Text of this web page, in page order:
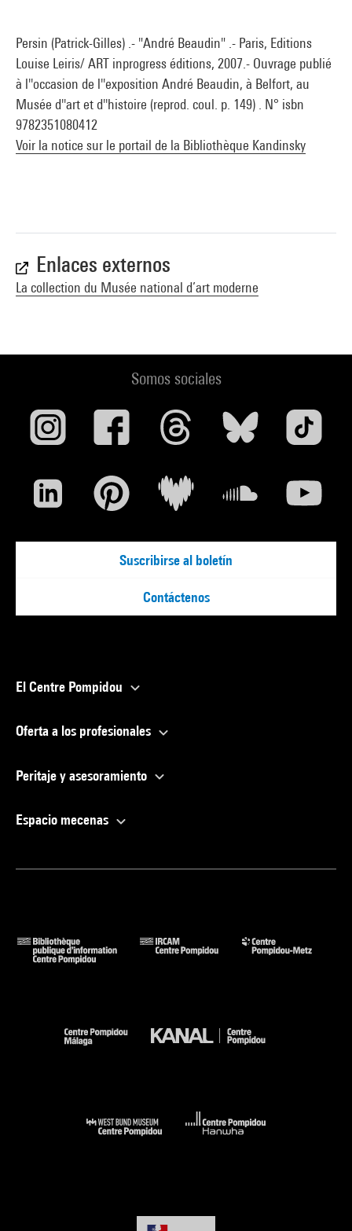
Persin (Patrick-Gilles) .- "André Beaudin" .- Paris, Editions
Louise Leiris/ ART inprogress éditions, 2007.- Ouvrage publié
à l''occasion de l''exposition André Beaudin, à Belfort, au
Musée d''art et d''histoire (reprod. coul. p. 149) . N° isbn
9782351080412
Voir la notice sur le portail de la Bibliothèque Kandinsky
Enlaces externos
La collection du Musée national d’art moderne
Somos sociales
Suscribirse al boletín
Contáctenos
El Centre Pompidou
Oferta a los profesionales
Peritaje y asesoramiento
Espacio mecenas